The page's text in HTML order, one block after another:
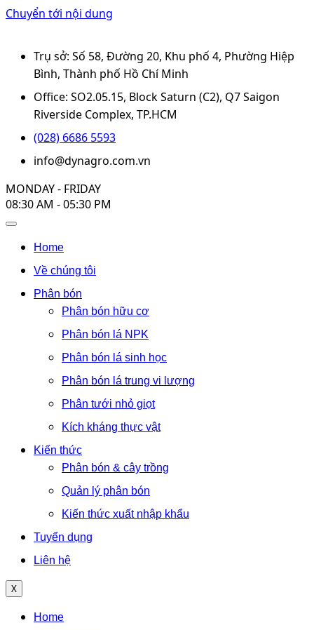
Chuyển tới nội dung
Trụ sở: Số 58, Đường 20, Khu phố 4, Phường Hiệp
Bình, Thành phố Hồ Chí Minh
Office: SO2.05.15, Block Saturn (C2), Q7 Saigon
Riverside Complex, TP.HCM
(028) 6686 5593
info@dynagro.com.vn
MONDAY - FRIDAY
08:30 AM - 05:30 PM
Home
Về chúng tôi
Phân bón
Phân bón hữu cơ
Phân bón lá NPK
Phân bón lá sinh học
Phân bón lá trung vi lượng
Phân tưới nhỏ giọt
Kích kháng thực vật
Kiến thức
Phân bón & cây trồng
Quản lý phân bón
Kiến thức xuất nhập khẩu
Tuyển dụng
Liên hệ
X
MenuHome